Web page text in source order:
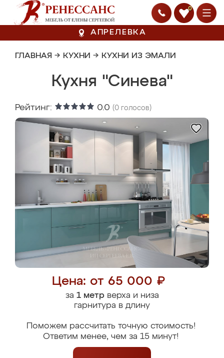
0
АПРЕЛЕВКА
ГЛАВНАЯ → КУХНИ → КУХНИ ИЗ ЭМАЛИ
Кухня "Синева"
Рейтинг: 0.0 (0 голосов)
Цена: от 65 000 ₽
за 1 метрверха и низа
гарнитура в длину
Поможем рассчитать точную стоимость!
Ответим менее, чем за 15 минут!